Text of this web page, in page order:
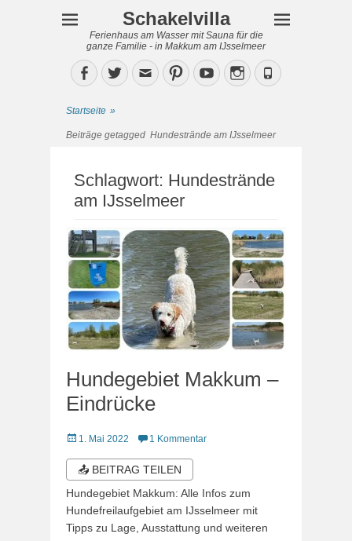
Schakelvilla
Ferienhaus am Wasser mit Sauna für die
ganze Familie - in Makkum am IJsselmeer
Facebook
TwitterEmailPinterestYouTubeInstagram
Phone
Startseite »
Beiträge getagged Hundestrände am IJsselmeer
Schlagwort: Hundestrände
am IJsselmeer
Hundegebiet Makkum –
Eindrücke
Veröffentlicht
1. Mai 2022 1 Kommentar
📤 BEITRAG TEILEN
Hundegebiet Makkum: Alle Infos zum
Hundefreilaufgebiet am IJsselmeer mit
Tipps zu Lage, Ausstattung und weiteren